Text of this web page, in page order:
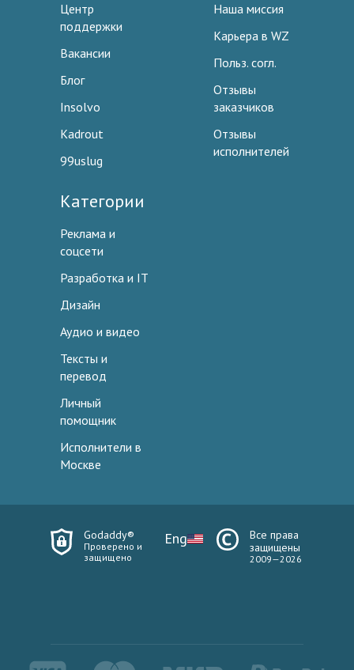
Центр
поддержки
Вакансии
Блог
Insolvo
Kadrout
99uslug
Наша миссия
Карьера в WZ
Польз. согл.
Отзывы
заказчиков
Отзывы
исполнителей
Категории
Реклама и
соцсети
Разработка и IT
Дизайн
Аудио и видео
Тексты и
перевод
Личный
помощник
Исполнители в
Москве
Godaddy®
Проверено и
защищено
Eng
Все права
защищены
2009—2026